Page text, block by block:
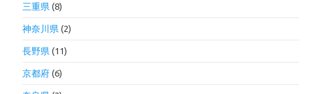
三重県 (8)
神奈川県 (2)
長野県 (11)
京都府 (6)